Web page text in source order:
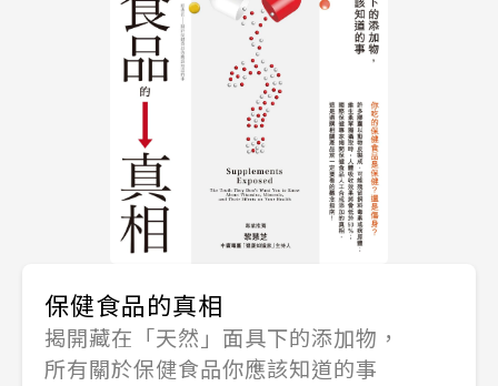
保健食品的真相
揭開藏在「天然」面具下的添加物，
所有關於保健食品你應該知道的事